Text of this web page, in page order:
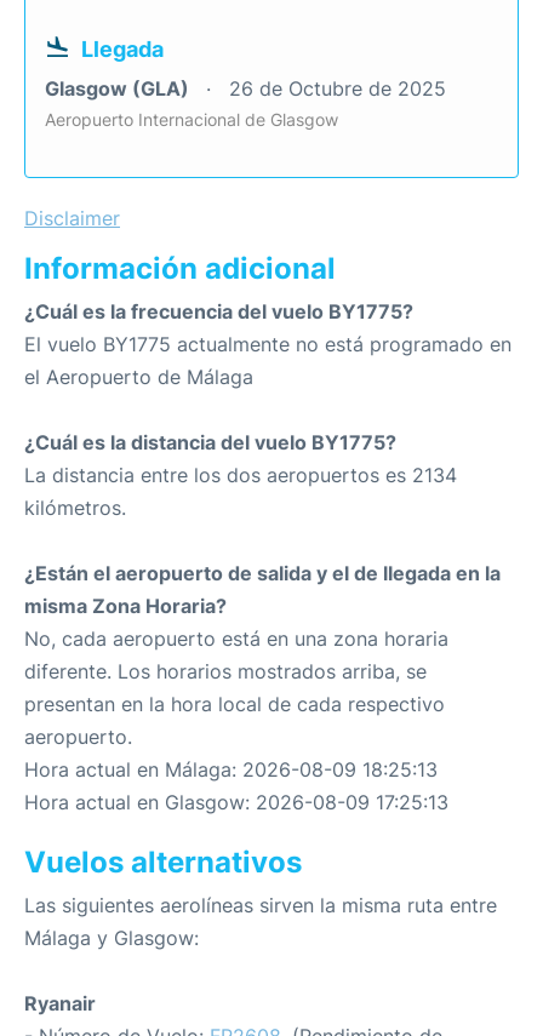
Llegada
Glasgow (GLA) 26 de Octubre de 2025
Aeropuerto Internacional de Glasgow
Disclaimer
Información adicional
¿Cuál es la frecuencia del vuelo BY1775?
El vuelo BY1775 actualmente no está programado en
el Aeropuerto de Málaga
¿Cuál es la distancia del vuelo BY1775?
La distancia entre los dos aeropuertos es 2134
kilómetros.
¿Están el aeropuerto de salida y el de llegada en la
misma Zona Horaria?
No, cada aeropuerto está en una zona horaria
diferente. Los horarios mostrados arriba, se
presentan en la hora local de cada respectivo
aeropuerto.
Hora actual en Málaga: 2026-08-09 18:25:13
Hora actual en Glasgow: 2026-08-09 17:25:13
Vuelos alternativos
Las siguientes aerolíneas sirven la misma ruta entre
Málaga y Glasgow:
Ryanair